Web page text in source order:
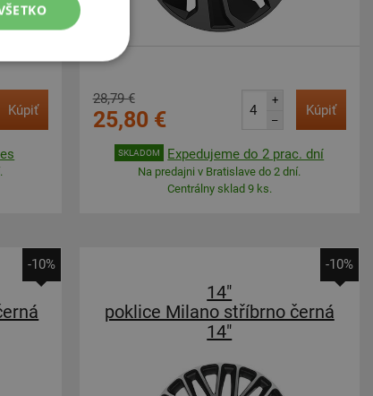
Kúpiť
28,79 €
25,80 €
+
–
Kúpiť
SKLADOM Expedujeme do 2 prac. dní
Na predajni v Bratislave do 2 dní.
Centrálny sklad 9 ks.
-10% -10%
14"
poklice Milano stříbrno černá
14"